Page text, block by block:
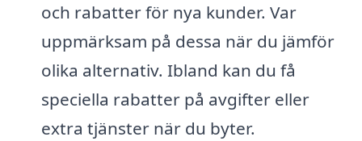
och rabatter för nya kunder. Var
uppmärksam på dessa när du jämför
olika alternativ. Ibland kan du få
speciella rabatter på avgifter eller
extra tjänster när du byter.